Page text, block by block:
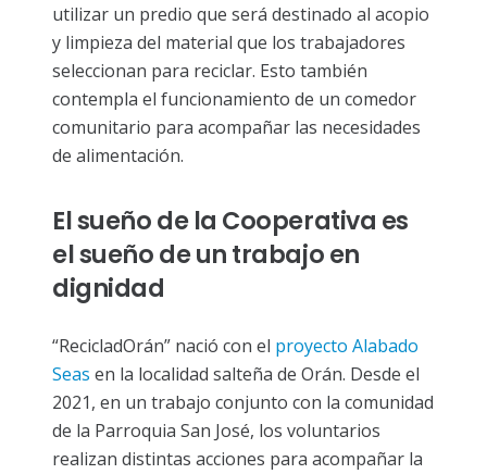
utilizar un predio que será destinado al acopio
y limpieza del material que los trabajadores
seleccionan para reciclar. Esto también
contempla el funcionamiento de un comedor
comunitario para acompañar las necesidades
de alimentación.
El sueño de la Cooperativa es
el sueño de un trabajo en
dignidad
“RecicladOrán” nació con el proyecto Alabado
Seas en la localidad salteña de Orán. Desde el
2021, en un trabajo conjunto con la comunidad
de la Parroquia San José, los voluntarios
realizan distintas acciones para acompañar la